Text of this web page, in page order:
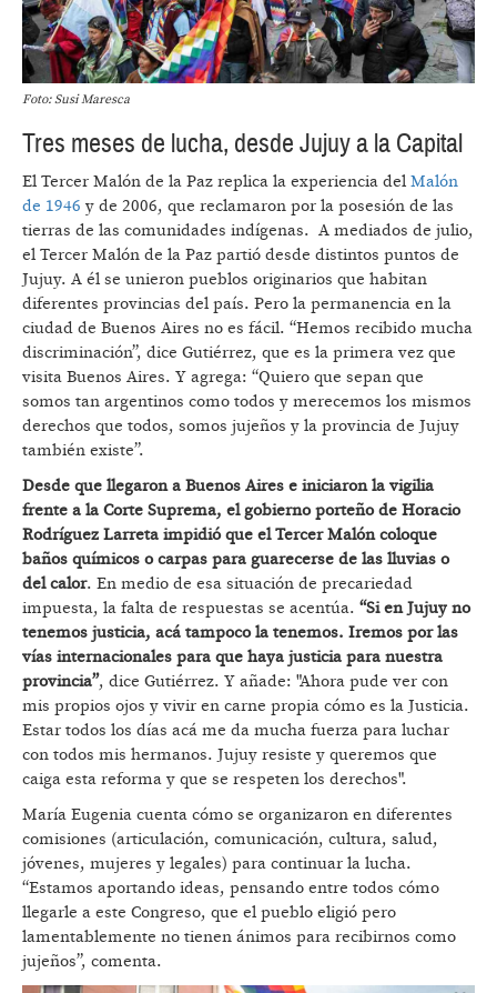
Foto: Susi Maresca
Tres meses de lucha, desde Jujuy a la Capital
El Tercer Malón de la Paz replica la experiencia del Malón
de 1946 y de 2006, que reclamaron por la posesión de las
tierras de las comunidades indígenas. A mediados de julio,
el Tercer Malón de la Paz partió desde distintos puntos de
Jujuy. A él se unieron pueblos originarios que habitan
diferentes provincias del país. Pero la permanencia en la
ciudad de Buenos Aires no es fácil. “Hemos recibido mucha
discriminación”, dice Gutiérrez, que es la primera vez que
visita Buenos Aires. Y agrega: “Quiero que sepan que
somos tan argentinos como todos y merecemos los mismos
derechos que todos, somos jujeños y la provincia de Jujuy
también existe”.
Desde que llegaron a Buenos Aires e iniciaron la vigilia
frente a la Corte Suprema, el gobierno porteño de Horacio
Rodríguez Larreta impidió que el Tercer Malón coloque
baños químicos o carpas para guarecerse de las lluvias o
del calor. En medio de esa situación de precariedad
impuesta, la falta de respuestas se acentúa. “Si en Jujuy no
tenemos justicia, acá tampoco la tenemos. Iremos por las
vías internacionales para que haya justicia para nuestra
provincia”, dice Gutiérrez. Y añade: "Ahora pude ver con
mis propios ojos y vivir en carne propia cómo es la Justicia.
Estar todos los días acá me da mucha fuerza para luchar
con todos mis hermanos. Jujuy resiste y queremos que
caiga esta reforma y que se respeten los derechos".
María Eugenia cuenta cómo se organizaron en diferentes
comisiones (articulación, comunicación, cultura, salud,
jóvenes, mujeres y legales) para continuar la lucha.
“Estamos aportando ideas, pensando entre todos cómo
llegarle a este Congreso, que el pueblo eligió pero
lamentablemente no tienen ánimos para recibirnos como
jujeños”, comenta.